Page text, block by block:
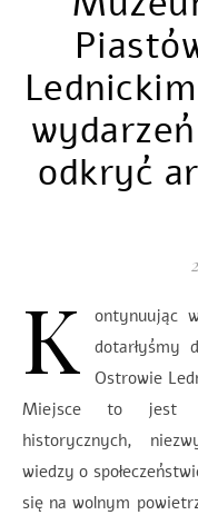
odkryć
K
ontynuując
dotarłyśmy
Ostrowie
Miejsce to jest
historycznych,
wiedzy o
się na wolnym